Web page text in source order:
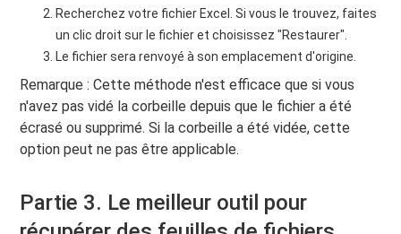
Recherchez votre fichier Excel. Si vous le trouvez, faites
un clic droit sur le fichier et choisissez "Restaurer".
Le fichier sera renvoyé à son emplacement d'origine.
Remarque : Cette méthode n'est efficace que si vous
n'avez pas vidé la corbeille depuis que le fichier a été
écrasé ou supprimé. Si la corbeille a été vidée, cette
option peut ne pas être applicable.
Partie 3. Le meilleur outil pour